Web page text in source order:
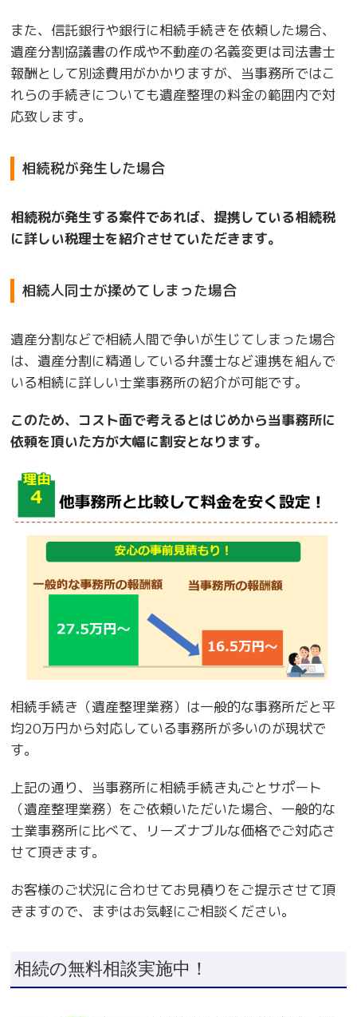
また、信託銀行や銀行に相続手続きを依頼した場合、
遺産分割協議書の作成や不動産の名義変更は司法書士
報酬として別途費用がかかりますが、当事務所ではこ
れらの手続きについても遺産整理の料金の範囲内で対
応致します。
相続税が発生した場合
相続税が発生する案件であれば、提携している相続税
に詳しい税理士を紹介させていただきます。
相続人同士が揉めてしまった場合
遺産分割などで相続人間で争いが生じてしまった場合
は、遺産分割に精通している弁護士など連携を組んで
いる相続に詳しい士業事務所の紹介が可能です。
このため、コスト面で考えるとはじめから当事務所に
依頼を頂いた方が大幅に割安となります。
相続手続き（遺産整理業務）は一般的な事務所だと平
均20万円から対応している事務所が多いのが現状で
す。
上記の通り、当事務所に相続手続き丸ごとサポート
（遺産整理業務）をご依頼いただいた場合、一般的な
士業事務所に比べて、リーズナブルな価格でご対応さ
せて頂きます。
お客様のご状況に合わせてお見積りをご提示させて頂
きますので、まずはお気軽にご相談ください。
相続の無料相談実施中！